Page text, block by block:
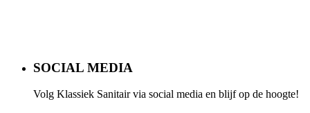
SOCIAL MEDIA
Volg Klassiek Sanitair via social media en blijf op de hoogte!